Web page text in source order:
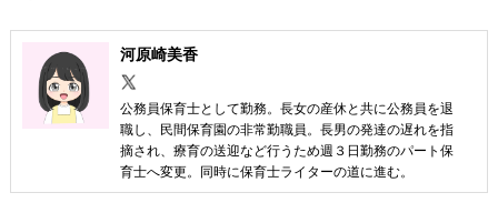
河原崎美香
公務員保育士として勤務。長女の産休と共に公務員を退
職し、民間保育園の非常勤職員。長男の発達の遅れを指
摘され、療育の送迎など行うため週３日勤務のパート保
育士へ変更。同時に保育士ライターの道に進む。